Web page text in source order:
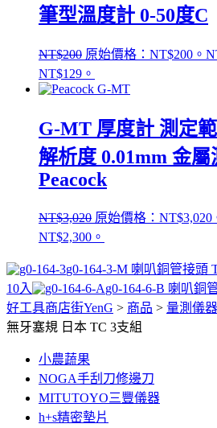
筆型溫度計 0-50度C
NT$200 原始價格：NT$200。
NT$129。
G-MT 厚度計 測定
解析度 0.01mm 金
Peacock
NT$3,020 原始價格：NT$3,020
NT$2,300。
g0-164-3-M 喇叭銅管接頭
10入
g0-164-6-B 喇叭銅
好工具商店街YenG > 商品 > 量測儀器
無牙塞規 日本 TC 3支組
小農蔬果
NOGA手刮刀修邊刀
MITUTOYO三豐儀器
h+s精密墊片